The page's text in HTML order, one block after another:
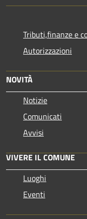
Tributi,finanze e
Autorizzazioni
NOVITÀ
Notizie
Comunicati
Avvisi
VIVERE IL COMUNE
Luoghi
Eventi